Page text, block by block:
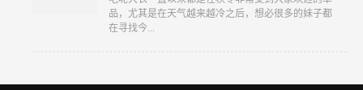
品，尤其是在天气越来越冷之后，想必很多的妹子都
在寻找今...